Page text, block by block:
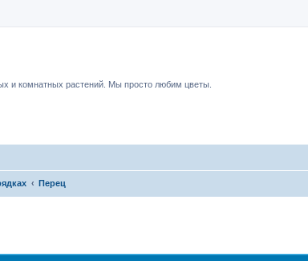
и комнатных растений. Мы просто любим цветы.
Перец